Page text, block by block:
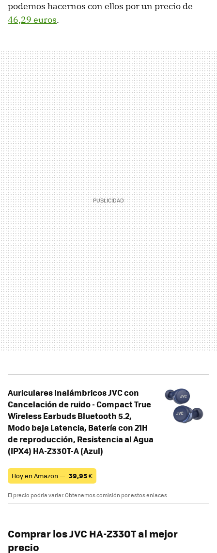
podemos hacernos con ellos por un precio de
46,29 euros.
Auriculares Inalámbricos JVC con
Cancelación de ruido - Compact True
Wireless Earbuds Bluetooth 5.2,
Modo baja Latencia, Batería con 21H
de reproducción, Resistencia al Agua
(IPX4) HA-Z330T-A (Azul)
Hoy en Amazon — 39,95€
El precio podría variar. Obtenemos comisión por estos enlaces
Comprar los JVC HA-Z330T al mejor
precio